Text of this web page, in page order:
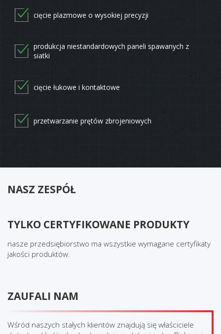
cięcie plazmowe o wysokiej precyzji
produkcja niestandardowych paneli spawanych z
siatki
cięcie łukowe i kontaktowe
przetwarzanie prętów zbrojeniowych
NASZ ZESPÓŁ
TYLKO CERTYFIKOWANE PRODUKTY
nasze przedsiębiorstwo ma wszystkie wymagane certyfikaty
jakości produktów.
ZAUFALI NAM
Wśród naszych stałych klientów znajdują się właściciele